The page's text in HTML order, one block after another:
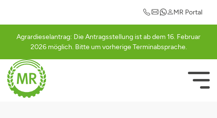
MR Portal
Agrardieselantrag: Die Antragsstellung ist ab dem 16. Februar
2026 möglich. Bitte um vorherige Terminabsprache.
Ansprechpartner
Abrechnungssätze
Mitglied werden
Abrechnung
Ackerschlagkartei
Agrardieselantrag
Güllegemeinschaft Cham
Güllegemeinschaft Schwarzachtal
Häckslergemeinschaft Cham
Auto
Betriebsausstattung
Strom
Registrierung
Bestätigungsseite